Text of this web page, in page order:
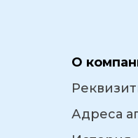
О
Адреса